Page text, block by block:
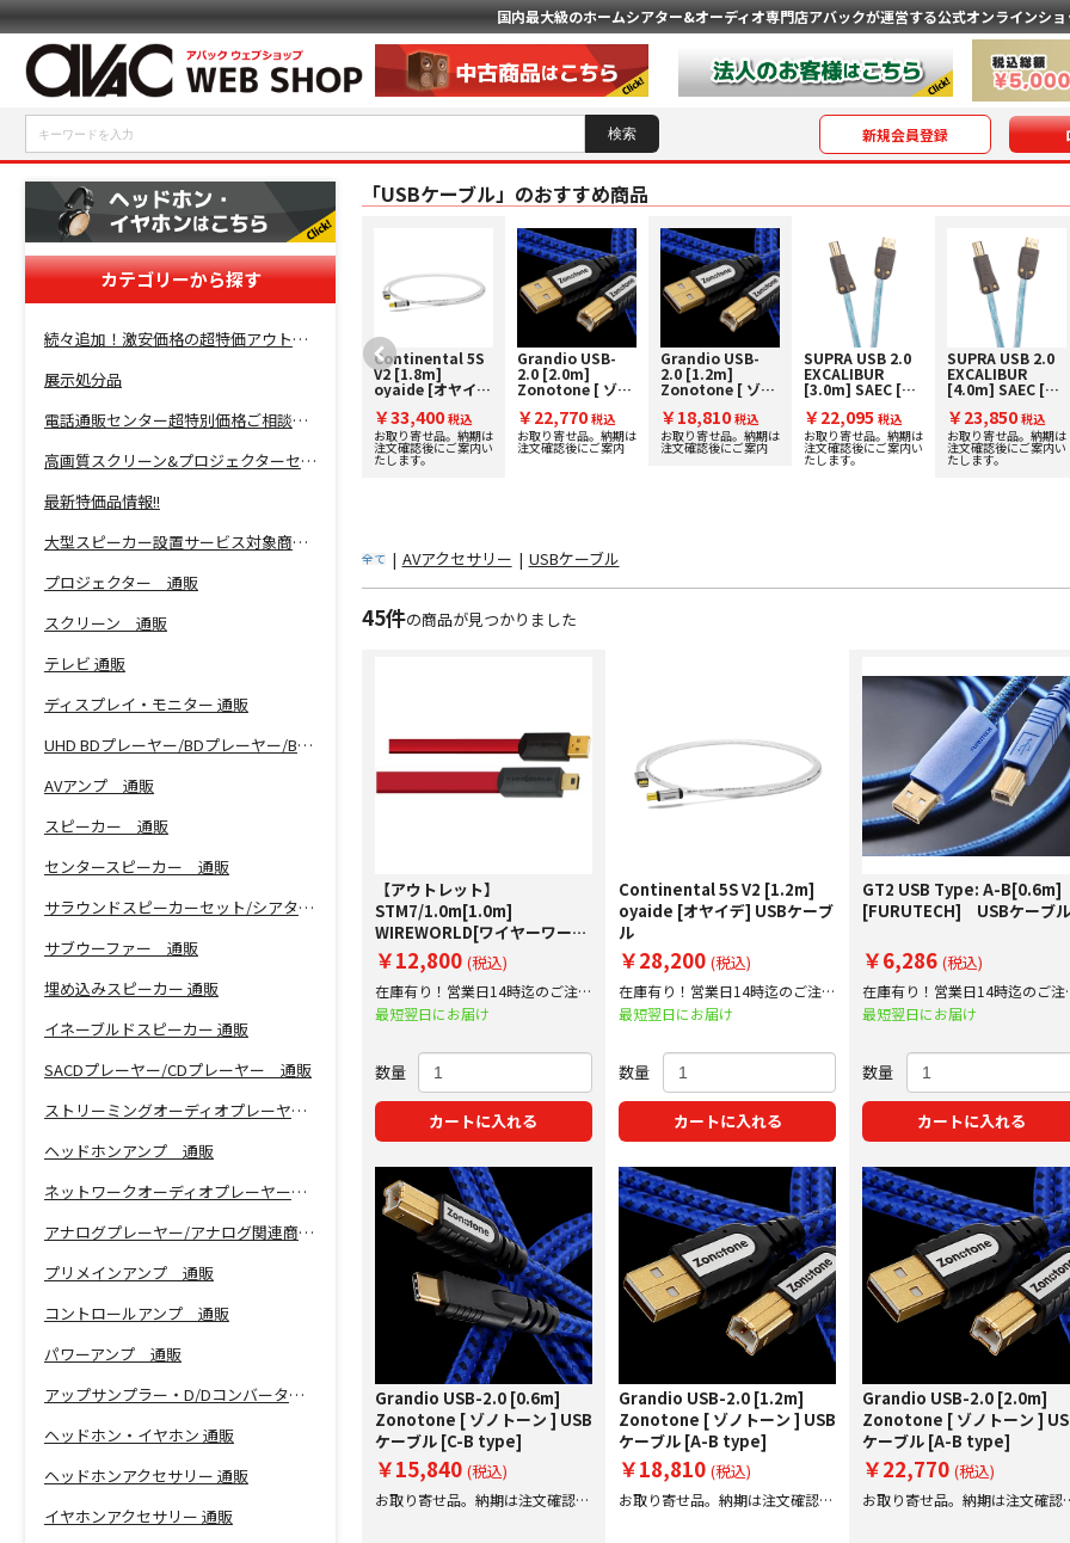
国内最大級のホームシアター&オーディオ専門店アバックが運営する公式オンラインショ
新規会員登録
カテゴリーから探す
続々追加！激安価格の超特価アウトレットセール開催！
展示処分品
電話通販センター超特別価格ご相談コーナー！
高画質スクリーン&プロジェクターセット超特価！
最新特価品情報!!
大型スピーカー設置サービス対象商品！
プロジェクター 通販
スクリーン 通販
テレビ 通販
ディスプレイ・モニター 通販
UHD BDプレーヤー/BDプレーヤー/BDレコーダー 通販
AVアンプ 通販
スピーカー 通販
センタースピーカー 通販
サラウンドスピーカーセット/シアターバー 通販
サブウーファー 通販
埋め込みスピーカー 通販
イネーブルドスピーカー 通販
SACDプレーヤー/CDプレーヤー 通販
ストリーミングオーディオプレーヤー 通販
ヘッドホンアンプ 通販
ネットワークオーディオプレーヤー 通販
アナログプレーヤー/アナログ関連商品 通販
プリメインアンプ 通販
コントロールアンプ 通販
パワーアンプ 通販
アップサンプラー・D/Dコンバーター 通販
ヘッドホン・イヤホン 通販
ヘッドホンアクセサリー 通販
イヤホンアクセサリー 通販
「USBケーブル」のおすすめ商品
ル
￥54,720 税込
ださい。
Continental 5S
V2 [1.8m]
oyaide [オヤイ
デ] USBケーブル
￥33,400 税込
お取り寄せ品。納期は
注文確認後にご案内い
たします。
Grandio USB-
2.0 [2.0m]
Zonotone [ ゾノ
トーン ] USBケー
ブル [A-B type]
￥22,770 税込
お取り寄せ品。納期は
注文確認後にご案内
Grandio USB-
2.0 [1.2m]
Zonotone [ ゾノ
トーン ] USBケー
ブル [A-B type]
￥18,810 税込
お取り寄せ品。納期は
注文確認後にご案内
SUPRA USB 2.0
EXCALIBUR
[3.0m] SAEC [サ
エク] USBケーブ
ル
￥22,095 税込
お取り寄せ品。納期は
注文確認後にご案内い
たします。
SUPRA USB 2.0
EXCALIBUR
[4.0m] SAEC [サ
エク] USBケーブ
ル
￥23,850 税込
お取り寄せ品。納期は
注文確認後にご案内い
たします。
全て | AVアクセサリー | USBケーブル
45件の商品が見つかりました
【アウトレット】
STM7/1.0m[1.0m]
WIREWORLD[ワイヤーワール
ド] USBケーブル【箱凹み・
外箱に若干の汚れ⇒限定アウト
レット】
￥12,800 (税込)
在庫有り！営業日14時迄のご注文
で即日出荷！
最短翌日にお届け
数量
カートに入れる
Continental 5S V2 [1.2m]
oyaide [オヤイデ] USBケーブ
ル
￥28,200 (税込)
在庫有り！営業日14時迄のご注文
で即日出荷！
最短翌日にお届け
数量
カートに入れる
GT2 USB Type: A-B[0.6m]
[FURUTECH] USBケーブ
￥6,286(税込)
在庫有り！営業日14時迄のご注
で即日出荷！
最短翌日にお届け
数量
カートに入れる
Grandio USB-2.0 [0.6m]
Zonotone [ ゾノトーン ] USB
ケーブル [C-B type]
￥15,840 (税込)
お取り寄せ品。納期は注文確認後
Grandio USB-2.0 [1.2m]
Zonotone [ ゾノトーン ] USB
ケーブル [A-B type]
￥18,810 (税込)
お取り寄せ品。納期は注文確認後
Grandio USB-2.0 [2.0m]
Zonotone [ ゾノトーン ]
ケーブル [A-B type]
￥22,770(税込)
お取り寄せ品。納期は注文確認